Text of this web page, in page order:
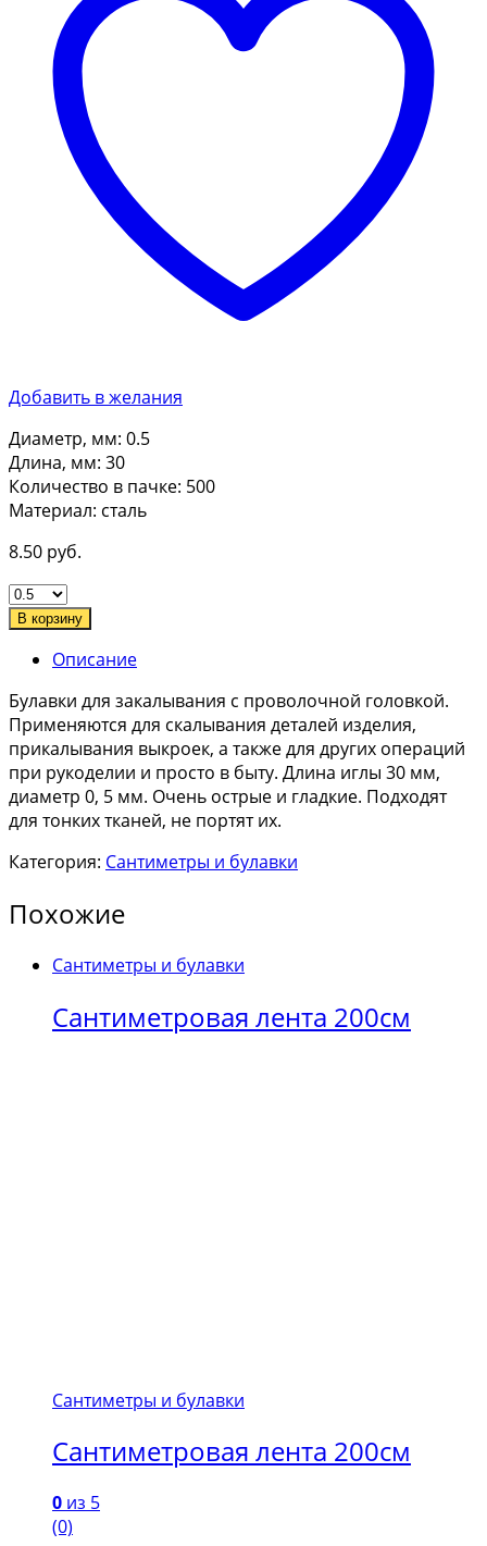
Добавить в желания
Диаметр, мм: 0.5
Длина, мм: 30
Количество в пачке: 500
Материал: сталь
8.50 руб.
В корзину
Описание
Булавки для закалывания с проволочной головкой.
Применяются для скалывания деталей изделия,
прикалывания выкроек, а также для других операций
при рукоделии и просто в быту. Длина иглы 30 мм,
диаметр 0, 5 мм. Очень острые и гладкие. Подходят
для тонких тканей, не портят их.
Категория: Сантиметры и булавки
Похожие
Сантиметры и булавки
Сантиметровая лента 200см
Сантиметры и булавки
Сантиметровая лента 200см
0 из 5
(0)